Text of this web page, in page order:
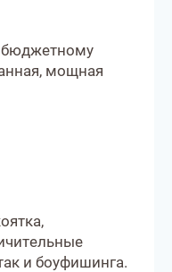
бюджетному
мощная
и боуфишинга.